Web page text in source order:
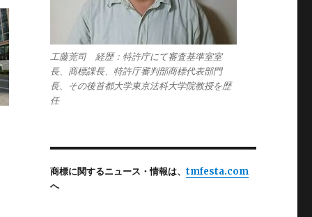
工藤莞司 経歴：特許庁にて審査基準室室
長、商標課長、特許庁審判部商標代表部門
長、その後首都大学東京法科大学院教授を歴
任
商標に関するニュース・情報は、 tmfesta.com
へ